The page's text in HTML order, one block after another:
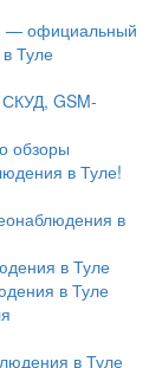
официальный
Туле
GSM-
обзоры
в Туле!
в
в Туле
в Туле
в Туле